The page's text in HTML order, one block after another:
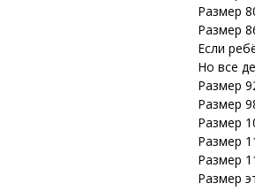
Размер
Размер
Если
Но все
Размер
Размер
Размер
Размер
Размер
Размер